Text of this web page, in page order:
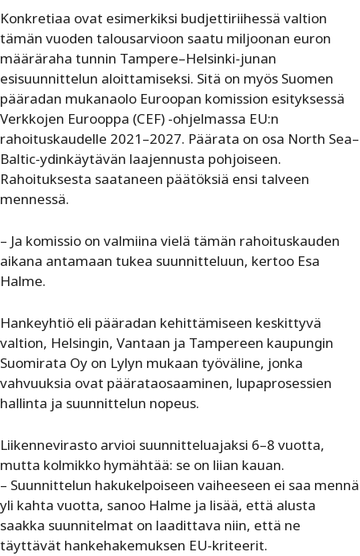
Konkretiaa ovat esimerkiksi budjettiriihessä valtion
tämän vuoden talousarvioon saatu miljoonan euron
määräraha tunnin Tampere–Helsinki-junan
esisuunnittelun aloittamiseksi. Sitä on myös Suomen
pääradan mukanaolo Euroopan komission esityksessä
Verkkojen Eurooppa (CEF) -ohjelmassa EU:n
rahoituskaudelle 2021–2027. Päärata on osa North Sea–
Baltic-ydinkäytävän laajennusta pohjoiseen.
Rahoituksesta saataneen päätöksiä ensi talveen
mennessä.
– Ja komissio on valmiina vielä tämän rahoituskauden
aikana antamaan tukea suunnitteluun, kertoo Esa
Halme.
Hankeyhtiö eli pääradan kehittämiseen keskittyvä
valtion, Helsingin, Vantaan ja Tampereen kaupungin
Suomirata Oy on Lylyn mukaan työväline, jonka
vahvuuksia ovat päärataosaaminen, lupaprosessien
hallinta ja suunnittelun nopeus.
Liikennevirasto arvioi suunnitteluajaksi 6–8 vuotta,
mutta kolmikko hymähtää: se on liian kauan.
– Suunnittelun hakukelpoiseen vaiheeseen ei saa mennä
yli kahta vuotta, sanoo Halme ja lisää, että alusta
saakka suunnitelmat on laadittava niin, että ne
täyttävät hankehakemuksen EU-kriteerit.